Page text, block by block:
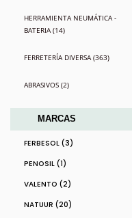
HERRAMIENTA NEUMÁTICA -
BATERIA (14)
FERRETERÍA DIVERSA (363)
ABRASIVOS (2)
MARCAS
FERBESOL (3)
PENOSIL (1)
VALENTO (2)
NATUUR (20)